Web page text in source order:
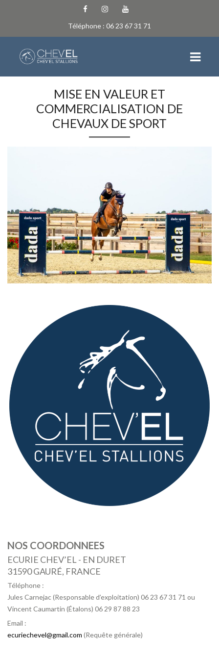
Téléphone : 06 23 67 31 71
CAVALIERS
CHEVAUX
COMMERCE
ÉTALONS PERFORMERS
CONTACT
MISE EN VALEUR ET
COMMERCIALISATION DE
CHEVAUX DE SPORT
NOS COORDONNEES
ECURIE CHEV’EL - EN DURET
31590 GAURÉ, FRANCE
Téléphone :
Jules Carnejac (Responsable d’exploitation) 06 23 67 31 71 ou
Vincent Caumartin (Étalons) 06 29 87 88 23
Email :
ecuriechevel@gmail.com (Requête générale)